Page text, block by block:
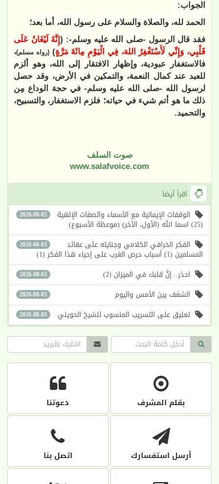
الجواب:
الحمد لله، والصلاة والسلام على رسول الله، أما بعد؛
فقد قال الرسول -صلى الله عليه وسلم-: (إِنَّهُ لَيُغَانُ عَلَى
قَلْبِي، وَإِنِّي لَأَسْتَغْفِرُ اللهَ، فِي الْيَوْمِ مِائَةَ مَرَّةٍ)(رواه مسلم)،
فالاستغفار عبودية، وإظهار الافتقار إلى الله، وهو ألزم
للعبد عند كمال النعمة، والتمكين في الأرض، وقد حصل
لرسول الله -صلى الله عليه وسلم- في حجة الوداع مِن
ذلك ما هو أتم شيء في حياته؛ فلزم الاستغفار، والتسبيح،
والتحميد.
صوت السلف
www.salafvoice.com
اقرأ أيضا
2026-08-05 الوقفات الإيمانية مع الأسماء والصفات الإلهية
(25) اسما الله (الأول، الآخر) (موعظة الأسبوع)
2026-08-03 الفكر الخرافي الكلامي وجنايته على عقائد
المسلمين (1) أسباب حرص الغرب على إحياء هذا الفكر (1)
2026-08-03 احذر.. إنَّ قلبك في الميزان (2)
2026-08-03 الشغف بين الأمس واليوم
2026-08-03 تعليق على التسريب المنسوب للشيخ الحويني
بقلم المشرف دعوتنا
أرسل استفسارك اتصل بنا